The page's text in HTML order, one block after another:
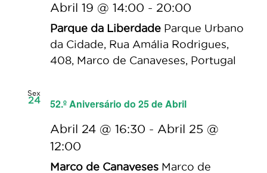
Abril 19 @ 14:00 - 20:00
Parque da Liberdade Parque Urbano
da Cidade, Rua Amália Rodrigues,
408, Marco de Canaveses, Portugal
Sex
24 52.º Aniversário do 25 de Abril
Abril 24 @ 16:30 - Abril 25 @
12:00
Marco de Canaveses Marco de